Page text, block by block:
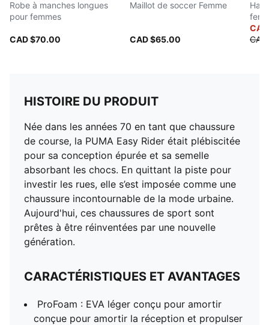
Robe à manches longues
pour femmes
CAD $70.00
Maillot de soccer Femme
CAD $65.00
HISTOIRE DU PRODUIT
Née dans les années 70 en tant que chaussure
de course, la PUMA Easy Rider était plébiscitée
pour sa conception épurée et sa semelle
absorbant les chocs. En quittant la piste pour
investir les rues, elle s’est imposée comme une
chaussure incontournable de la mode urbaine.
Aujourd'hui, ces chaussures de sport sont
prêtes à être réinventées par une nouvelle
génération.
CARACTÉRISTIQUES ET AVANTAGES
ProFoam : EVA léger conçu pour amortir
conçue pour amortir la réception et propulser